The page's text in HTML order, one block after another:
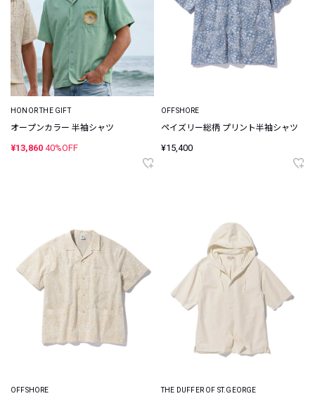
HONOR THE GIFT
オープンカラー 半袖シャツ
¥13,860 40%OFF
OFFSHORE
ペイズリー総柄 プリント半袖シャツ
¥15,400
OFFSHORE THE DUFFER OF ST.GEORGE